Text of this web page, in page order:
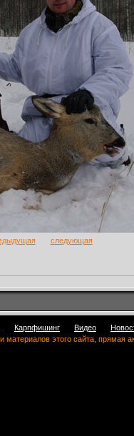
следующая
Карпфишинг Видео
этого сайта, прямая